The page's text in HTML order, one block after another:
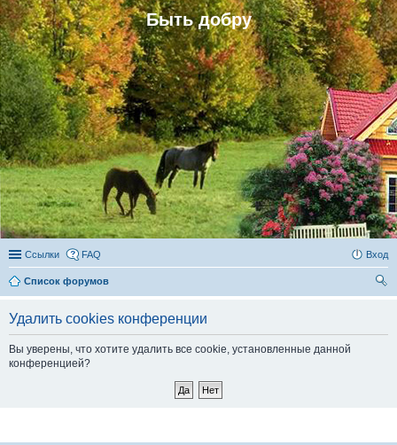
Быть добру
Ссылки FAQ Вход
Список форумов
Удалить cookies конференции
Вы уверены, что хотите удалить все cookie, установленные данной
конференцией?